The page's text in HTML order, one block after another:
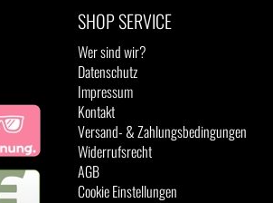
SHOP SERVICE
Wer sind wir?
Datenschutz
Impressum
Kontakt
Versand- & Zahlungsbedingungen
Widerrufsrecht
AGB
Cookie Einstellungen